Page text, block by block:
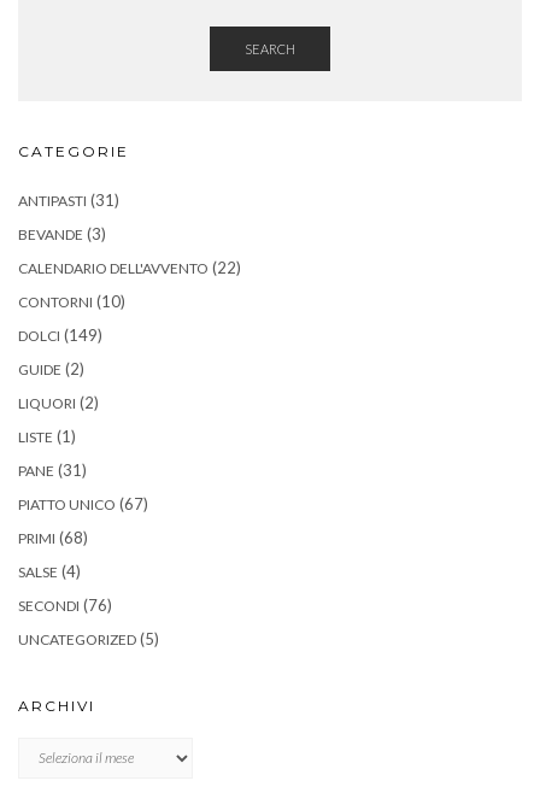
SEARCH
CATEGORIE
ANTIPASTI (31)
BEVANDE (3)
CALENDARIO DELL'AVVENTO (22)
CONTORNI (10)
DOLCI (149)
GUIDE (2)
LIQUORI (2)
LISTE (1)
PANE (31)
PIATTO UNICO (67)
PRIMI (68)
SALSE (4)
SECONDI (76)
UNCATEGORIZED (5)
ARCHIVI